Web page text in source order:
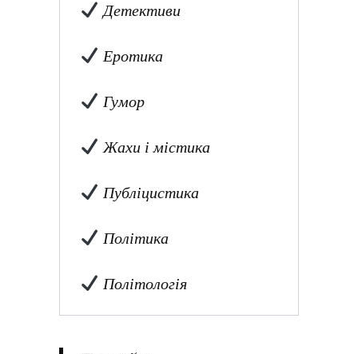
Детективи
Еротика
Гумор
Жахи і містика
Публіцистика
Політика
Політологія